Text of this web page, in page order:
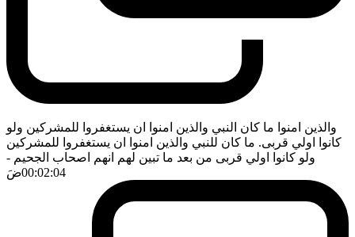
والذين امنوا ما كان النبي والذين امنوا ان يستغفروا للمشركين ولو
كانوا اولي قربى. ما كان للنبي والذين امنوا ان يستغفروا للمشركين
ولو كانوا اولي قربى من بعد ما تبين لهم انهم اصحاب الجحيم -
00:02:04ضَ